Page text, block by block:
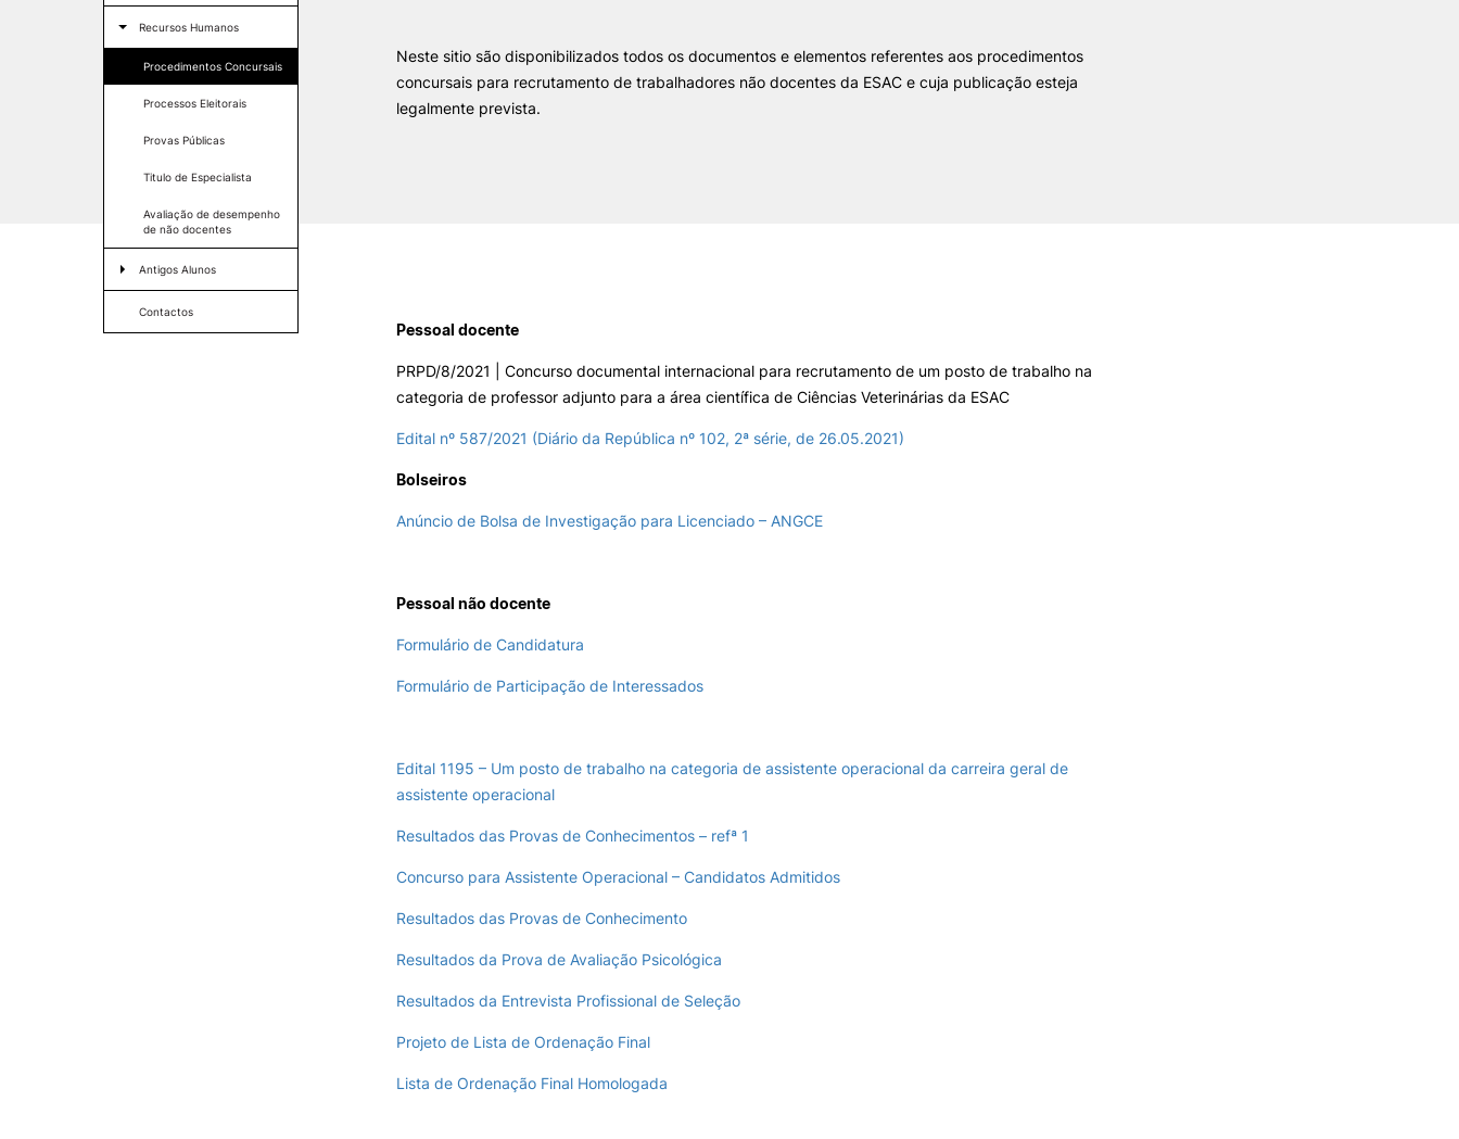
Prestações de Serviço
Centro Hípico e Coudelaria
Erasmus+
Serviços de Ação Social
Search
Proteção de dados
Eco-escolas
Fundo Ambiental
PO-SEUR
Recursos Humanos
Procedimentos Concursais
Processos Eleitorais
Provas Públicas
Titulo de Especialista
Avaliação de desempenho
de não docentes
Antigos Alunos
Ofertas de Emprego
Contactos
Neste sitio são disponibilizados todos os documentos e elementos referentes aos procedimentos
concursais para recrutamento de trabalhadores não docentes da ESAC e cuja publicação esteja
legalmente prevista.
Pessoal docente
PRPD/8/2021 | Concurso documental internacional para recrutamento de um posto de trabalho na
categoria de professor adjunto para a área científica de Ciências Veterinárias da ESAC
Edital nº 587/2021 (Diário da República nº 102, 2ª série, de 26.05.2021)
Bolseiros
Anúncio de Bolsa de Investigação para Licenciado – ANGCE
Pessoal não docente
Formulário de Candidatura
Formulário de Participação de Interessados
Edital 1195 – Um posto de trabalho na categoria de assistente operacional da carreira geral de
assistente operacional
Resultados das Provas de Conhecimentos – refª 1
Concurso para Assistente Operacional – Candidatos Admitidos
Resultados das Provas de Conhecimento
Resultados da Prova de Avaliação Psicológica
Resultados da Entrevista Profissional de Seleção
Projeto de Lista de Ordenação Final
Lista de Ordenação Final Homologada